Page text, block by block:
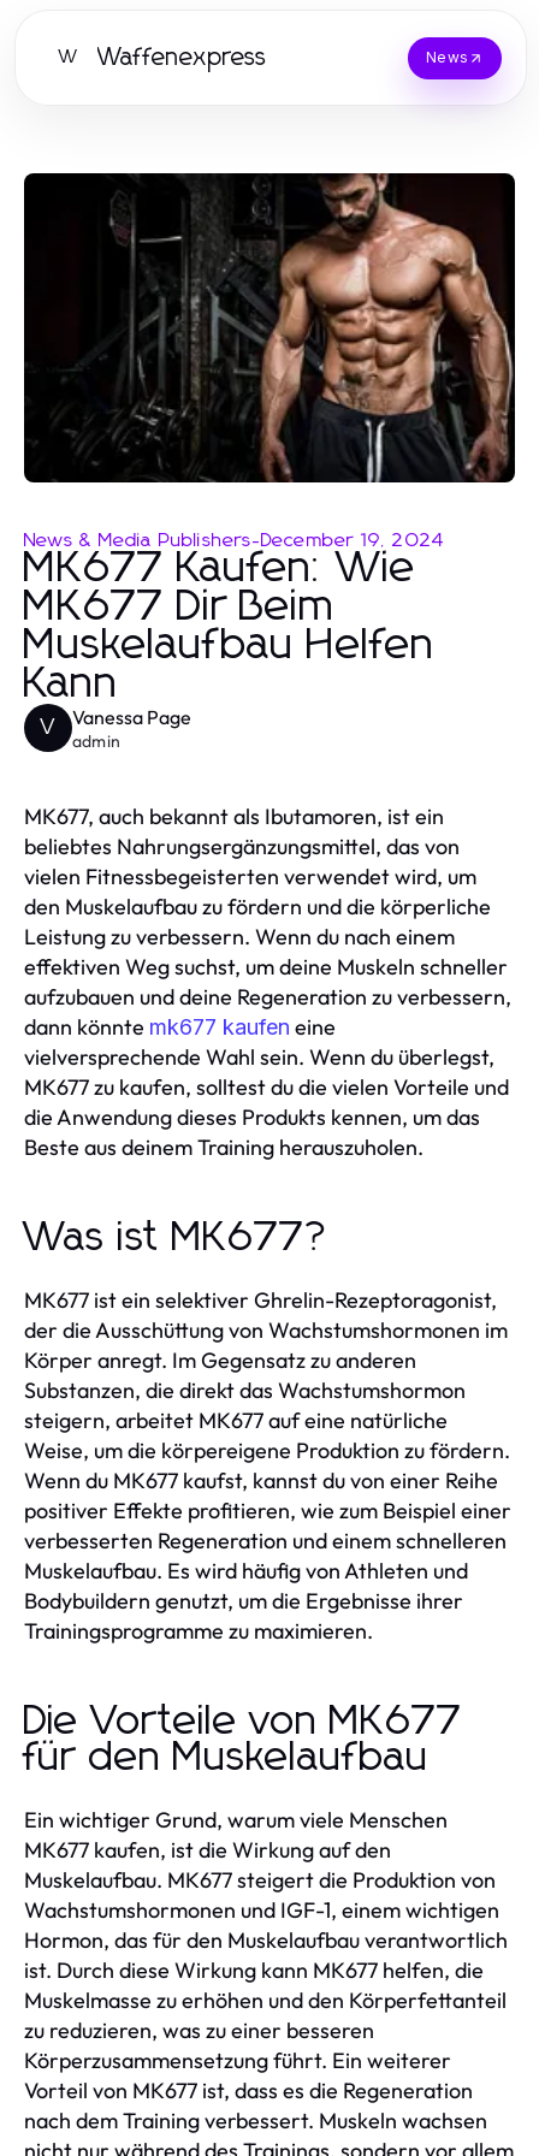
W Waffenexpress News
News & Media Publishers-December 19, 2024
MK677 Kaufen: Wie
MK677 Dir Beim
Muskelaufbau Helfen
Kann
V Vanessa Page
admin
MK677, auch bekannt als Ibutamoren, ist ein
beliebtes Nahrungsergänzungsmittel, das von
vielen Fitnessbegeisterten verwendet wird, um
den Muskelaufbau zu fördern und die körperliche
Leistung zu verbessern. Wenn du nach einem
effektiven Weg suchst, um deine Muskeln schneller
aufzubauen und deine Regeneration zu verbessern,
dann könnte mk677 kaufen eine
vielversprechende Wahl sein. Wenn du überlegst,
MK677 zu kaufen, solltest du die vielen Vorteile und
die Anwendung dieses Produkts kennen, um das
Beste aus deinem Training herauszuholen.
Was ist MK677?
MK677 ist ein selektiver Ghrelin-Rezeptoragonist,
der die Ausschüttung von Wachstumshormonen im
Körper anregt. Im Gegensatz zu anderen
Substanzen, die direkt das Wachstumshormon
steigern, arbeitet MK677 auf eine natürliche
Weise, um die körpereigene Produktion zu fördern.
Wenn du MK677 kaufst, kannst du von einer Reihe
positiver Effekte profitieren, wie zum Beispiel einer
verbesserten Regeneration und einem schnelleren
Muskelaufbau. Es wird häufig von Athleten und
Bodybuildern genutzt, um die Ergebnisse ihrer
Trainingsprogramme zu maximieren.
Die Vorteile von MK677
für den Muskelaufbau
Ein wichtiger Grund, warum viele Menschen
MK677 kaufen, ist die Wirkung auf den
Muskelaufbau. MK677 steigert die Produktion von
Wachstumshormonen und IGF-1, einem wichtigen
Hormon, das für den Muskelaufbau verantwortlich
ist. Durch diese Wirkung kann MK677 helfen, die
Muskelmasse zu erhöhen und den Körperfettanteil
zu reduzieren, was zu einer besseren
Körperzusammensetzung führt. Ein weiterer
Vorteil von MK677 ist, dass es die Regeneration
nach dem Training verbessert. Muskeln wachsen
nicht nur während des Trainings, sondern vor allem